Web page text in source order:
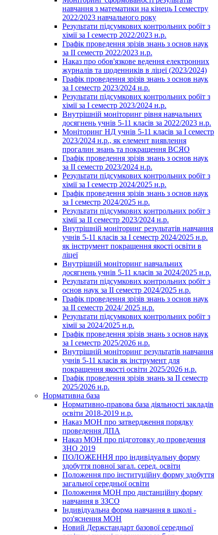
навчання з математики на кінець І семестру
2022/2023 навчального року
Результати підсумкових контрольних робіт з
хімії за І семестр 2022/2023 н.р.
Графік проведення зрізів знань з основ наук
за ІІ семестр 2022/2023 н.р.
Наказ про обов'язкове ведення електронних
журналів та щоденників в ліцеї (2023/2024)
Графік проведення зрізів знань з основ наук
за І семестр 2023/2024 н.р.
Результати підсумкових контрольних робіт з
хімії за І семестр 2023/2024 н.р.
Внутрішній моніторинг рівня навчальних
досягнень учнів 5-11 класів за 2022/2023 н.р.
Моніторинг НД учнів 5-11 класів за І семестр
2023/2024 н.р., як елемент виявлення
прогалин знань та покращення ВСЯО
Графік проведення зрізів знань з основ наук
за ІІ семестр 2023/2024 н.р.
Результати підсумкових контрольних робіт з
хімії за І семестр 2024/2025 н.р.
Графік проведення зрізів знань з основ наук
за І семестр 2024/2025 н.р.
Результати підсумкових контрольних робіт з
хімії за ІІ семестр 2023/2024 н.р.
Внутрішній моніторинг результатів навчання
учнів 5-11 класів за І семестр 2024/2025 н.р.
як інструмент покращення якості освіти в
ліцеї
Внутрішній моніторинг навчальних
досягнень учнів 5-11 класів за 2024/2025 н.р.
Результати підсумкових контрольних робіт з
основ наук за ІІ семестр 2024/2025 н.р.
Графік проведення зрізів знань з основ наук
за ІІ семестр 2024/ 2025 н.р.
Результати підсумкових контрольних робіт з
хімії за 2024/2025 н.р.
Графік проведення зрізів знань з основ наук
за І семестр 2025/2026 н.р.
Внутрішній моніторинг результатів навчання
учнів 5-11 класів як інструмент для
покращення якості освіти 2025/2026 н.р.
Графік проведення зрізів знань за ІІ семестр
2025/2026 н.р.
Нормативна база
Нормативно-правова база діяльності закладів
освіти 2018-2019 н.р.
Наказ МОН про затвердження порядку
проведення ДПА
Наказ МОН про підготовку до проведення
ЗНО 2019
ПОЛОЖЕННЯ про індивідуальну форму
здобуття повної загал. серед. освіти
Положення про інституційну форму здобуття
загальної середньої освіти
Положення МОН про дистанційну форму
навчання в ЗЗСО
Індивідуальна форма навчання в школі -
роз'яснення МОН
Новий Держстандарт базової середньої